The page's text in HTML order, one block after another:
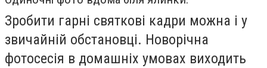
Зробити гарні святкові кадри можна і у
звичайній обстановці. Новорічна
фотосесія в домашніх умовах виходить